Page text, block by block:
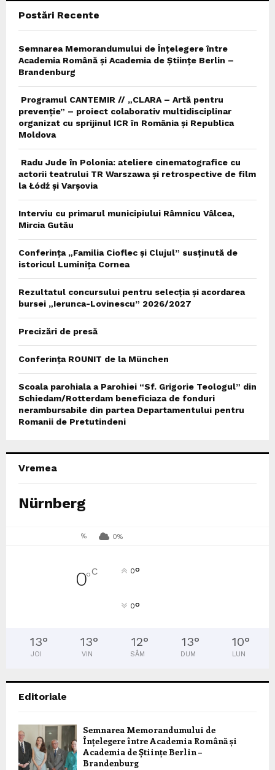
Postări Recente
Semnarea Memorandumului de Înțelegere între
Academia Română și Academia de Științe Berlin –
Brandenburg
Programul CANTEMIR // „CLARA – Artă pentru
prevenție” – proiect colaborativ multidisciplinar
organizat cu sprijinul ICR în România și Republica
Moldova
Radu Jude în Polonia: ateliere cinematografice cu
actorii teatrului TR Warszawa și retrospective de film
la Łódź și Varșovia
Interviu cu primarul municipiului Râmnicu Vâlcea,
Mircia Gutău
Conferința „Familia Cioflec și Clujul” susținută de
istoricul Luminița Cornea
Rezultatul concursului pentru selecția și acordarea
bursei „Ierunca-Lovinescu” 2026/2027
Precizări de presă
Conferința ROUNIT de la München
Scoala parohiala a Parohiei “Sf. Grigorie Teologul” din
Schiedam/Rotterdam beneficiaza de fonduri
nerambursabile din partea Departamentului pentru
Romanii de Pretutindeni
Vremea
Nürnberg
% 0%
0°C 0°
0°
13°
JOI
13°
VIN
12°
SÂM
13°
DUM
10°
LUN
Editoriale
Semnarea Memorandumului de
Înțelegere între Academia Română și
Academia de Științe Berlin –
Brandenburg